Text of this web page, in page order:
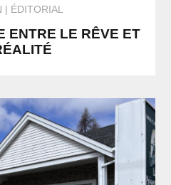
ÉDITORIAL
ENTRE LE RÊVE ET